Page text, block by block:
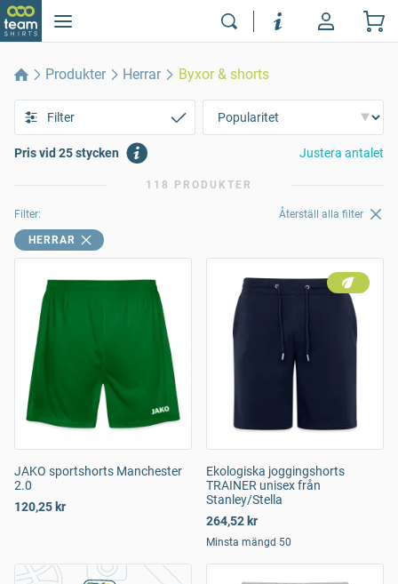
Produkter Herrar Byxor & shorts
Filter
Pris vid 25 stycken Justera antalet
118 PRODUKTER
Filter: Återställ alla filter
HERRAR
JAKO sportshorts Manchester
2.0
120,25 kr
Ekologiska joggingshorts
TRAINER unisex från
Stanley/Stella
264,52 kr
Minsta mängd 50